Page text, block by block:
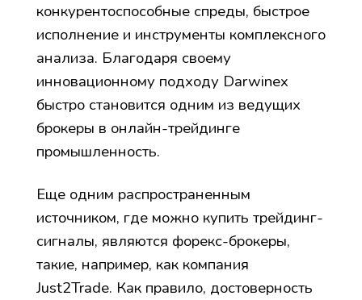
конкурентоспособные спреды, быстрое
исполнение и инструменты комплексного
анализа. Благодаря своему
инновационному подходу Darwinex
быстро становится одним из ведущих
брокеры в онлайн-трейдинге
промышленность.
Еще одним распространенным
источником, где можно купить трейдинг-
сигналы, являются форекс-брокеры,
такие, например, как компания
Just2Trade. Как правило, достоверность